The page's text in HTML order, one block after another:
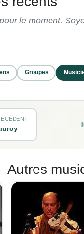
le moment.
Groupes
Autres